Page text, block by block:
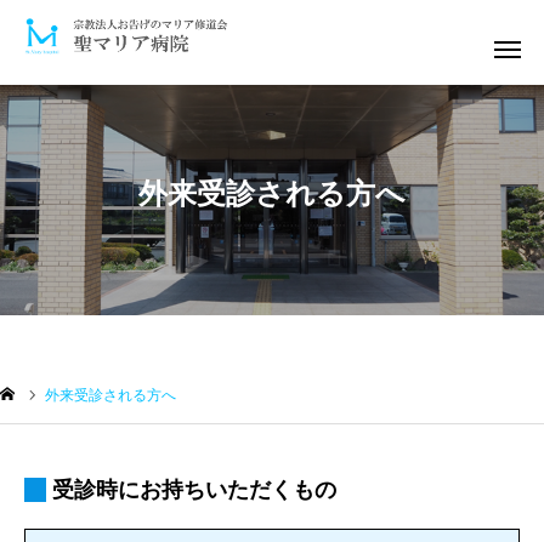
外来受診される方へ
外来受診される方へ
受診時にお持ちいただくもの
電話予約 診療案内
発熱外来 ｵﾝﾗｲﾝ面会
介護保険
当院について
医師紹介
外来